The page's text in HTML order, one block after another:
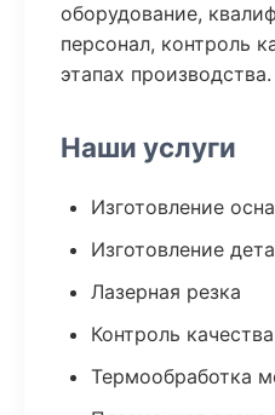
оборудование,
персонал, контроль
этапах производства.
Наши услуги
Изготовление
Изготовление
Лазерная резка
Контроль качества
Термообработка